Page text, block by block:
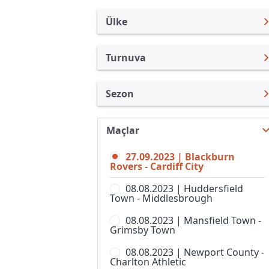
Ülke
İngiltere
Türkiye
Uluslararası
Uluslararası Kulüpler
Turkiye
İspanya
Fransa
İtalya
Turnuva
Premier Lig
Federasyon Kupası
FA Cup,Elemeler
Football League Trophy
Lig 2
National League Cup
Sezon
İngiltere Lig Kupası 26/27
İngiltere Lig Kupası 25/26
İngiltere Lig Kupası 24/25
İngiltere Lig Kupası 22/23
İngiltere Lig Kupası 21/22
İngiltere Lig Kupası 20/21
Maçlar
27.09.2023 | Blackburn
Rovers - Cardiff City
08.08.2023 | Huddersfield
Town - Middlesbrough
08.08.2023 | Mansfield Town -
Grimsby Town
08.08.2023 | Newport County -
Charlton Athletic